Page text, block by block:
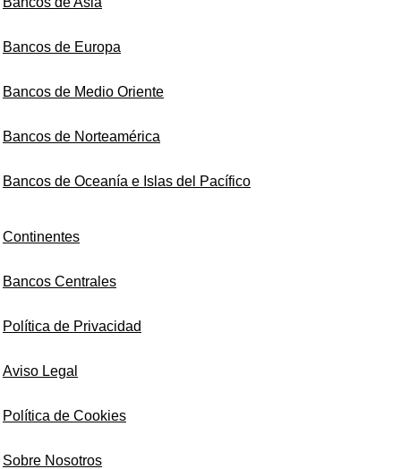
Bancos de Europa
Bancos de Medio Oriente
Bancos de Norteamérica
Bancos de Oceanía e Islas del Pacífico
Continentes
Bancos Centrales
Política de Privacidad
Aviso Legal
Política de Cookies
Sobre Nosotros